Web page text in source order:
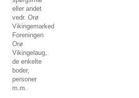
eller andet
vedr. Orø
Vikingemarked,
Foreningen
Orø
Vikingelaug,
de enkelte
boder,
personer
m.m.